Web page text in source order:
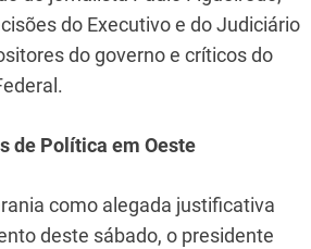
do Executivo e do Judiciário
do governo e críticos do
de Política em Oeste
como alegada justificativa
deste sábado, o presidente